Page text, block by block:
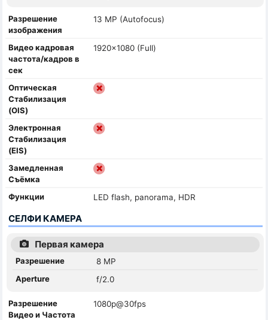
Разрешение
изображения
13 MP (Autofocus)
Видео кадровая
частота/кадров в
сек
1920x1080 (Full)
Оптическая
Стабилизация
(OIS)
Электронная
Стабилизация
(EIS)
Замедленная
Съёмка
Функции
LED flash, panorama, HDR
СЕЛФИ КАМЕРА
Первая камера
Разрешение
8 MP
Aperture
f/2.0
Разрешение
Видео и Частота
1080p@30fps